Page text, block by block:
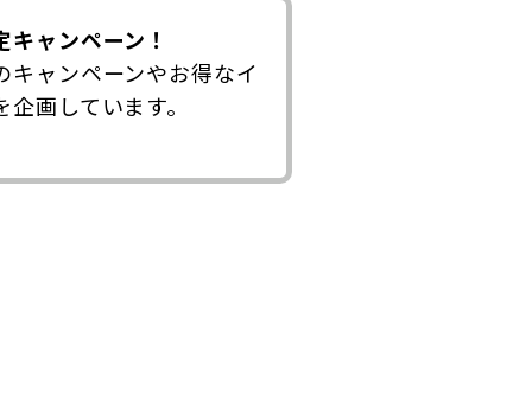
ャンペーン！
キャンペーンやお得なイ
画しています。